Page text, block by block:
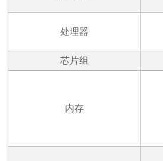
处理器
芯片组
内存